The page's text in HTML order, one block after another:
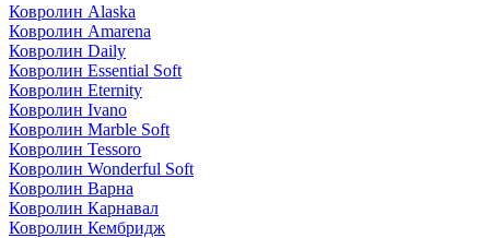
Ковролин Alaska
Ковролин Amarena
Ковролин Daily
Ковролин Essential Soft
Ковролин Eternity
Ковролин Ivano
Ковролин Marble Soft
Ковролин Tessoro
Ковролин Wonderful Soft
Ковролин Варна
Ковролин Карнавал
Ковролин Кембридж